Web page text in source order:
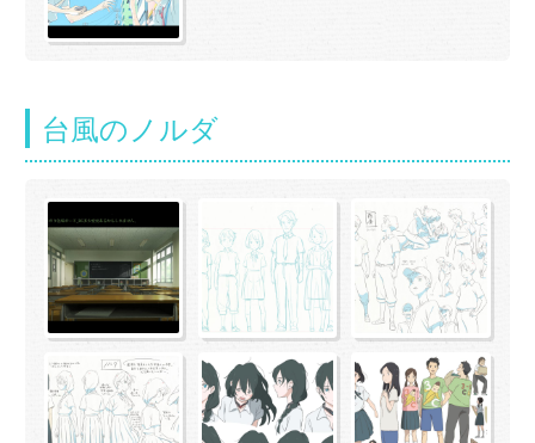
台風のノルダ